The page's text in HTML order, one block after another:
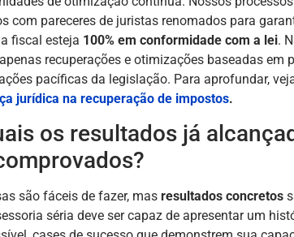
com pareceres de juristas renomados para
fiscal esteja 100% em conformidade com a lei.
recuperações e otimizações baseadas em
pacíficas da legislação. Para aprofundar,
jurídica na recuperação de impostos.
os resultados já
são fáceis de fazer, mas resultados concretos
séria deve ser capaz de apresentar um